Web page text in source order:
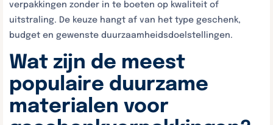
verpakkingen zonder in te boeten op kwaliteit of
uitstraling. De keuze hangt af van het type geschenk,
budget en gewenste duurzaamheidsdoelstellingen.
Wat zijn de meest
populaire duurzame
materialen voor